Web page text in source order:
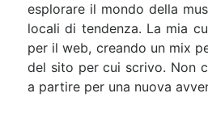
esplorare il mondo della
locali di tendenza. La mia
per il web, creando un mix
del sito per cui scrivo. Non
a partire per una nuova